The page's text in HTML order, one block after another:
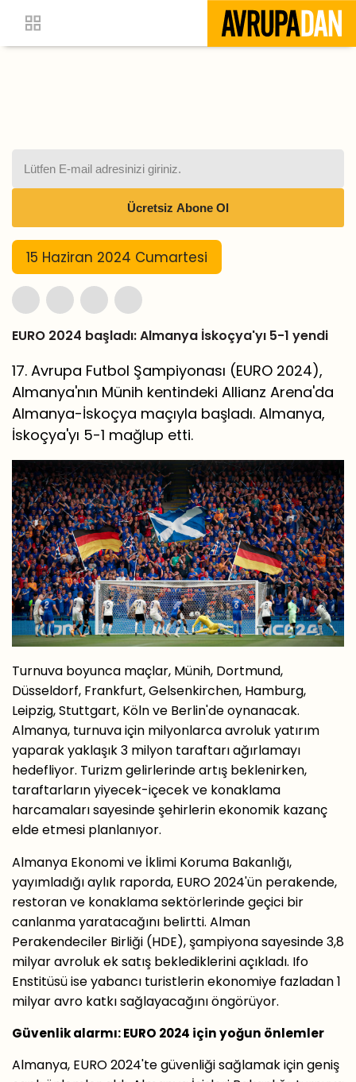
15 Haziran 2024 Cumartesi
EURO 2024 başladı: Almanya İskoçya'yı 5-1 yendi
17. Avrupa Futbol Şampiyonası (EURO 2024),
Almanya'nın Münih kentindeki Allianz Arena'da
Almanya-İskoçya maçıyla başladı. Almanya,
İskoçya'yı 5-1 mağlup etti.
Turnuva boyunca maçlar, Münih, Dortmund,
Düsseldorf, Frankfurt, Gelsenkirchen, Hamburg,
Leipzig, Stuttgart, Köln ve Berlin'de oynanacak.
Almanya, turnuva için milyonlarca avroluk yatırım
yaparak yaklaşık 3 milyon taraftarı ağırlamayı
hedefliyor. Turizm gelirlerinde artış beklenirken,
taraftarların yiyecek-içecek ve konaklama
harcamaları sayesinde şehirlerin ekonomik kazanç
elde etmesi planlanıyor.
Almanya Ekonomi ve İklimi Koruma Bakanlığı,
yayımladığı aylık raporda, EURO 2024'ün perakende,
restoran ve konaklama sektörlerinde geçici bir
canlanma yaratacağını belirtti. Alman
Perakendeciler Birliği (HDE), şampiyona sayesinde 3,8
milyar avroluk ek satış beklediklerini açıkladı. Ifo
Enstitüsü ise yabancı turistlerin ekonomiye fazladan 1
milyar avro katkı sağlayacağını öngörüyor.
Güvenlik alarmı: EURO 2024 için yoğun önlemler
Almanya, EURO 2024'te güvenliği sağlamak için geniş